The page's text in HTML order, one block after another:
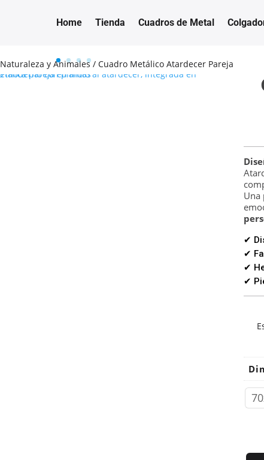
Home Tienda Cuadros de Metal
Naturaleza y Animales/ Cuadro Metálico Atardecer Pareja
Una
✔
✔
✔
✔